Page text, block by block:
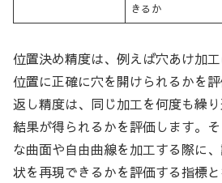
きるか
位置決め精度は、例えば穴あけ加
位置に正確に穴を開けられるかを
返し精度は、同じ加工を何度も繰
結果が得られるかを評価します。
な曲面や自由曲線を加工する際に
状を再現できるかを評価する指標と